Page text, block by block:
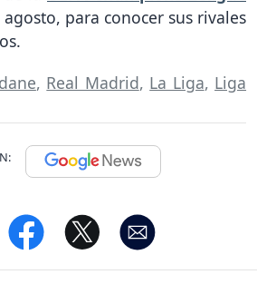
para conocer sus rivales
, Real Madrid, La Liga, Liga